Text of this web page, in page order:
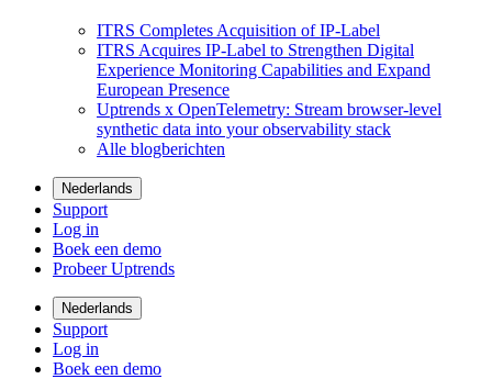
ITRS Completes Acquisition of IP-Label
ITRS Acquires IP-Label to Strengthen Digital
Experience Monitoring Capabilities and Expand
European Presence
Uptrends x OpenTelemetry: Stream browser-level
synthetic data into your observability stack
Alle blogberichten
Nederlands
Support
Log in
Boek een demo
Probeer Uptrends
Nederlands
Support
Log in
Boek een demo